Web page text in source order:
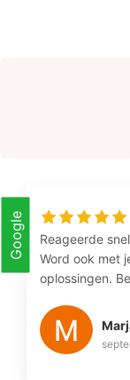
Google
Reageerde
Word ook met
oplossingen.